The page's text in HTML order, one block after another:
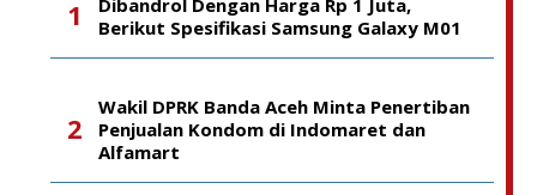
Dibandrol Dengan Harga Rp 1 Juta,
Berikut Spesifikasi Samsung Galaxy M01
Wakil DPRK Banda Aceh Minta Penertiban
Penjualan Kondom di Indomaret dan
Alfamart